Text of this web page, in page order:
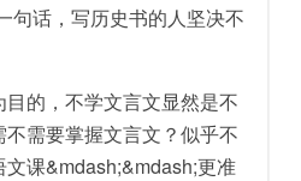
句话，写历史书的人坚决不
的，不学文言文显然是不
需要掌握文言文？似乎不
课&mdash;&mdash;更准